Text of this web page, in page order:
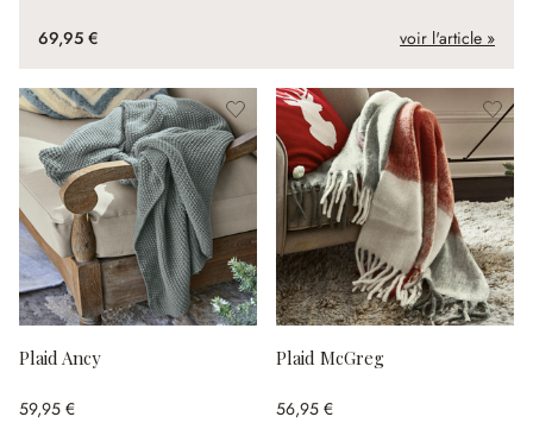
69,95 € voir l'article »
Plaid Ancy
59,95 €
Plaid McGreg
56,95 €